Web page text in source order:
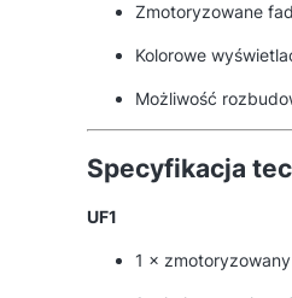
Zmotoryzowane
Kolorowe
Możliwość
Specyfikacja
UF1
1 ×